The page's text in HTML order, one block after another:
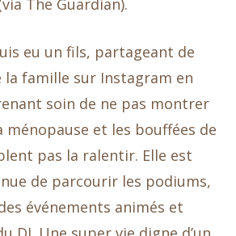
The Guardian).
eu un fils, partageant de
la famille sur Instagram en
soin de ne pas montrer
ménopause et les bouffées de
pas la ralentir. Elle est
de parcourir les podiums,
événements animés et